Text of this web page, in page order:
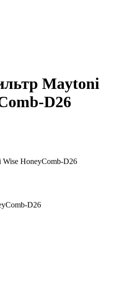
Maytoni
D26
HoneyComb-D26
D26